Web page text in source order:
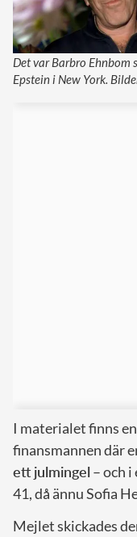
Det var Barbro Ehnbom
Epstein i New York.
I materialet finns
finansmannen där
ett julmingel– och i
41, då ännu Sofia
Mejlet skickades